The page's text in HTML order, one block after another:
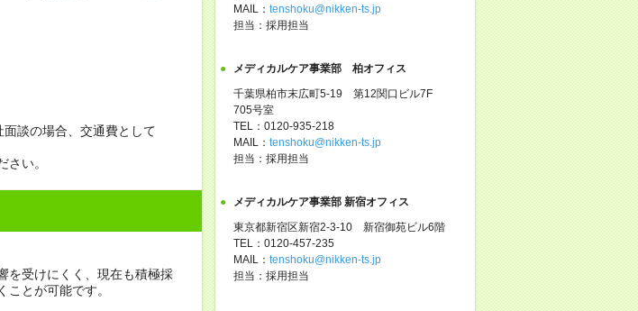
談の場合、交通費として
い。
を受けにくく、現在も積極採
とが可能です。
MAIL： tenshoku@nikken-ts.jp
担当：採用担当
メディカルケア事業部 柏オフィス
千葉県柏市末広町5-19 第12関口ビル7F
705号室
TEL：0120-935-218
MAIL： tenshoku@nikken-ts.jp
担当：採用担当
メディカルケア事業部 新宿オフィス
東京都新宿区新宿2-3-10 新宿御苑ビル6階
TEL：0120-457-235
MAIL： tenshoku@nikken-ts.jp
担当：採用担当